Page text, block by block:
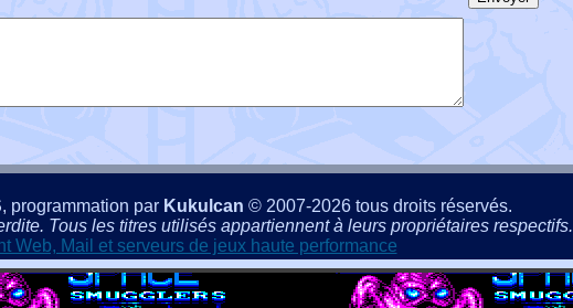
, programmation par Kukulcan © 2007-2026 tous droits réservés.
Tous les titres utilisés appartiennent à leurs propriétaires respectifs.
Web, Mail et serveurs de jeux haute performance